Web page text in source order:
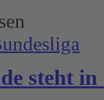
steht